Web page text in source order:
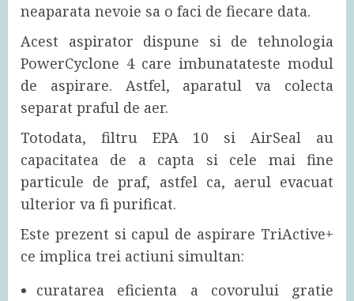
neaparata nevoie sa o faci de fiecare data.
Acest aspirator dispune si de tehnologia
PowerCyclone 4 care imbunatateste modul
de aspirare. Astfel, aparatul va colecta
separat praful de aer.
Totodata, filtru EPA 10 si AirSeal au
capacitatea de a capta si cele mai fine
particule de praf, astfel ca, aerul evacuat
ulterior va fi purificat.
Este prezent si capul de aspirare TriActive+
ce implica trei actiuni simultan:
curatarea eficienta a covorului gratie